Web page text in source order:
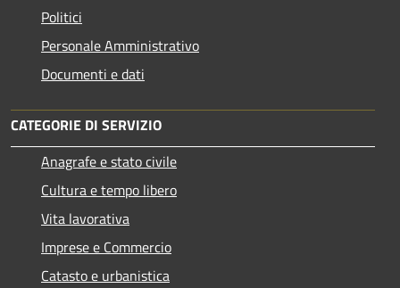
Politici
Personale Amministrativo
Documenti e dati
CATEGORIE DI SERVIZIO
Anagrafe e stato civile
Cultura e tempo libero
Vita lavorativa
Imprese e Commercio
Catasto e urbanistica